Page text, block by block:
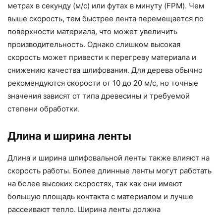
метрах в секунду (м/с) или футах в минуту (FPM). Чем
выше скорость, тем быстрее лента перемещается по
поверхности материала, что может увеличить
производительность. Однако слишком высокая
скорость может привести к перегреву материала и
снижению качества шлифования. Для дерева обычно
рекомендуются скорости от 10 до 20 м/с, но точные
значения зависят от типа древесины и требуемой
степени обработки.
Длина и ширина ленты
Длина и ширина шлифовальной ленты также влияют на
скорость работы. Более длинные ленты могут работать
на более высоких скоростях, так как они имеют
большую площадь контакта с материалом и лучше
рассеивают тепло. Ширина ленты должна